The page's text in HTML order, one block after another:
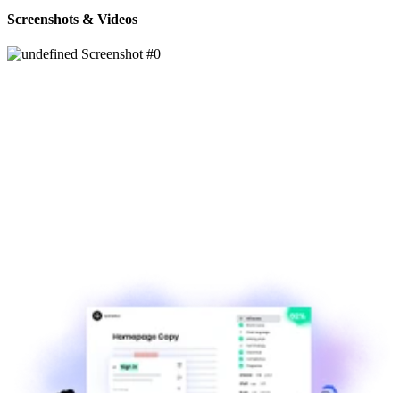
Screenshots & Videos